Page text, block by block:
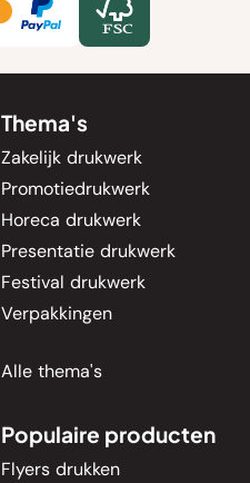
Thema's
Zakelijk drukwerk
Promotiedrukwerk
Horeca drukwerk
Presentatie drukwerk
Festival drukwerk
Verpakkingen
Alle thema's
Populaire producten
Flyers drukken